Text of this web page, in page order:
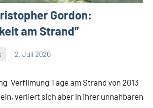
Gordon:
am Strand”
2. Juli 2020
Verfilmung Tage am Strand von 2013
verliert sich aber in ihrer unnahbaren